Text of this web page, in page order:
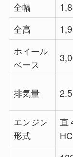
全幅
全高
ホイール
ベース
排気量
エンジン
形式
直
HC